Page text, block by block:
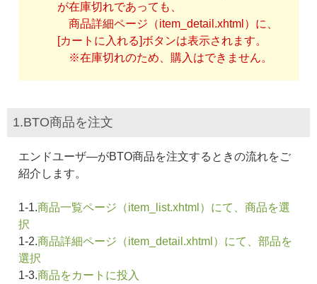
が在庫切れであっても、
商品詳細ページ（item_detail.xhtml）に、
[カートに入れる]ボタンは表示されます。
※在庫切れのため、購入はできません。
1.BTO商品を注文
エンドユーザ―がBTO商品を注文するときの流れをご
紹介します。
1-1.商品一覧ページ（item_list.xhtml）にて、商品を選
択
1-2.商品詳細ページ（item_detail.xhtml）にて、部品を
選択
1-3.商品をカートに投入